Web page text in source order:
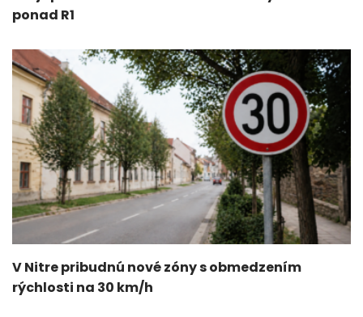
ponad R1
V Nitre pribudnú nové zóny s obmedzením
rýchlosti na 30 km/h